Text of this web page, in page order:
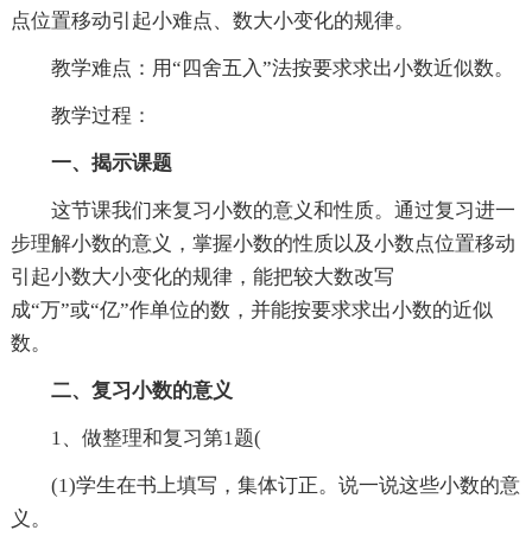
点位置移动引起小难点、数大小变化的规律。
教学难点：用“四舍五入”法按要求求出小数近似数。
教学过程：
一、揭示课题
这节课我们来复习小数的意义和性质。通过复习进一
步理解小数的意义，掌握小数的性质以及小数点位置移动
引起小数大小变化的规律，能把较大数改写
成“万”或“亿”作单位的数，并能按要求求出小数的近似
数。
二、复习小数的意义
1、做整理和复习第1题(
(1)学生在书上填写，集体订正。说一说这些小数的意
义。